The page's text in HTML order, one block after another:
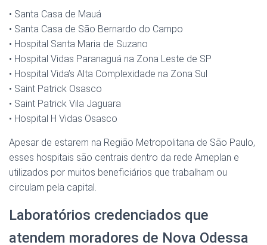
• Santa Casa de Mauá
• Santa Casa de São Bernardo do Campo
• Hospital Santa Maria de Suzano
• Hospital Vidas Paranaguá na Zona Leste de SP
• Hospital Vida’s Alta Complexidade na Zona Sul
• Saint Patrick Osasco
• Saint Patrick Vila Jaguara
• Hospital H Vidas Osasco
Apesar de estarem na Região Metropolitana de São Paulo,
esses hospitais são centrais dentro da rede Ameplan e
utilizados por muitos beneficiários que trabalham ou
circulam pela capital.
Laboratórios credenciados que
atendem moradores de Nova Odessa